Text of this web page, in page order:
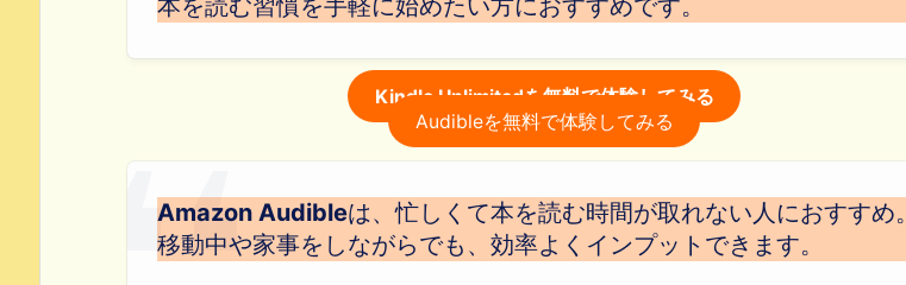
Kindle Unlimitedを無料で体験してみる
Audibleを無料で体験してみる
Amazon Audibleは、忙しくて本を読む時間が取れない人におすすめ。
移動中や家事をしながらでも、効率よくインプットできます。